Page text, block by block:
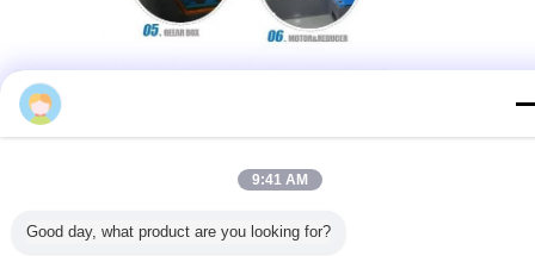
9:41 AM
Good day, what product are you looking for?